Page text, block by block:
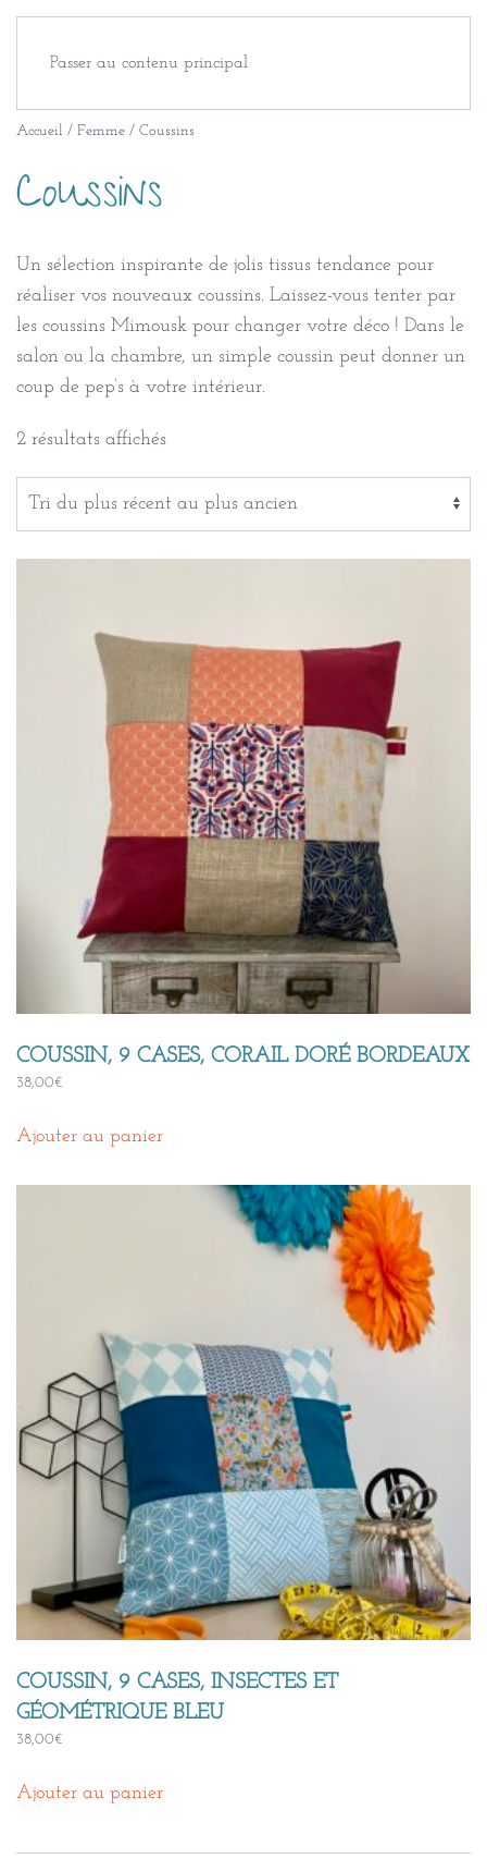
Passer au contenu principal
Accueil / Femme / Coussins
Coussins
Un sélection inspirante de jolis tissus tendance pour
réaliser vos nouveaux coussins. Laissez-vous tenter par
les coussins Mimousk pour changer votre déco ! Dans le
salon ou la chambre, un simple coussin peut donner un
coup de pep’s à votre intérieur.
2 résultats affichésTrié
plus
récent
plus
ancien
COUSSIN, 9 CASES, CORAIL DORÉ BORDEAUX
38,00€
Ajouter au panier
COUSSIN, 9 CASES, INSECTES ET
GÉOMÉTRIQUE BLEU
38,00€
Ajouter au panier